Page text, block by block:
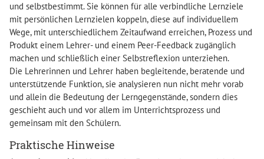
und selbstbestimmt. Sie können für alle verbindliche Lernziele
mit persönlichen Lernzielen koppeln, diese auf individuellem
Wege, mit unterschiedlichem Zeitaufwand erreichen, Prozess und
Produkt einem Lehrer- und einem Peer-Feedback zugänglich
machen und schließlich einer Selbstreflexion unterziehen.
Die Lehrerinnen und Lehrer haben begleitende, beratende und
unterstützende Funktion, sie analysieren nun nicht mehr vorab
und allein die Bedeutung der Lerngegenstände, sondern dies
geschieht auch und vor allem im Unterrichtsprozess und
gemeinsam mit den Schülern.
Praktische Hinweise